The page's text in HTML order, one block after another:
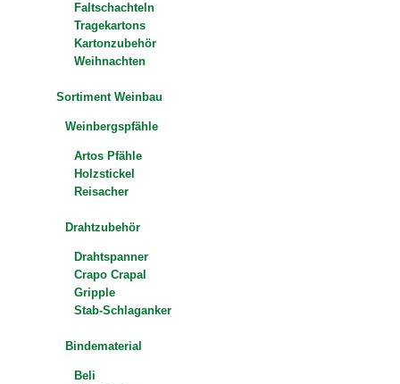
Faltschachteln
Tragekartons
Kartonzubehör
Weihnachten
Sortiment Weinbau
Weinbergspfähle
Artos Pfähle
Holzstickel
Reisacher
Drahtzubehör
Drahtspanner
Crapo Crapal
Gripple
Stab-Schlaganker
Bindematerial
Beli